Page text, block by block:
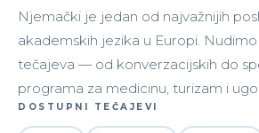
Njemački je jedan od najvažnijih
akademskih jezika u Europi.
tečajeva — od konverzacijskih do
programa za medicinu, turizam i
DOSTUPNI TEČAJEVI